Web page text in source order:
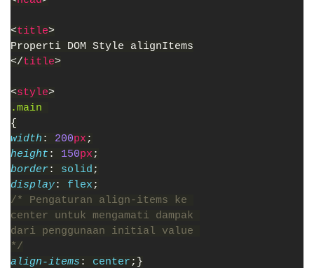
<title>
Properti DOM Style alignItems
</title>
<style>
.main
{
width : 200px ;
height : 150px ;
border: solid ;
display: flex ;
/* Pengaturan align-items ke
center untuk mengamati dampak
dari penggunaan initial value
*/
align-items : center ;}